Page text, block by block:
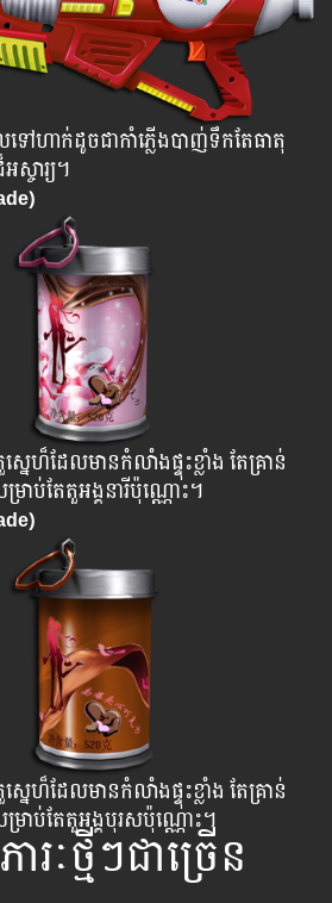
ើលទៅហាក់ដូចជាកាំភ្លើងបាញ់ទឹកតែធាតុ
ស្ចារ្យ។
នេហ៏ដែលមានកំលាំងផ្ទុះខ្លាំង តែគ្រាន់
ាប់តែតួអង្គនារីប៉ុណ្ណោះ។
នេហ៏ដែលមានកំលាំងផ្ទុះខ្លាំង តែគ្រាន់
រាប់តែតួអង្គបុរសប៉ុណ្ណោះ។
រៈថ្មីៗជាច្រើន